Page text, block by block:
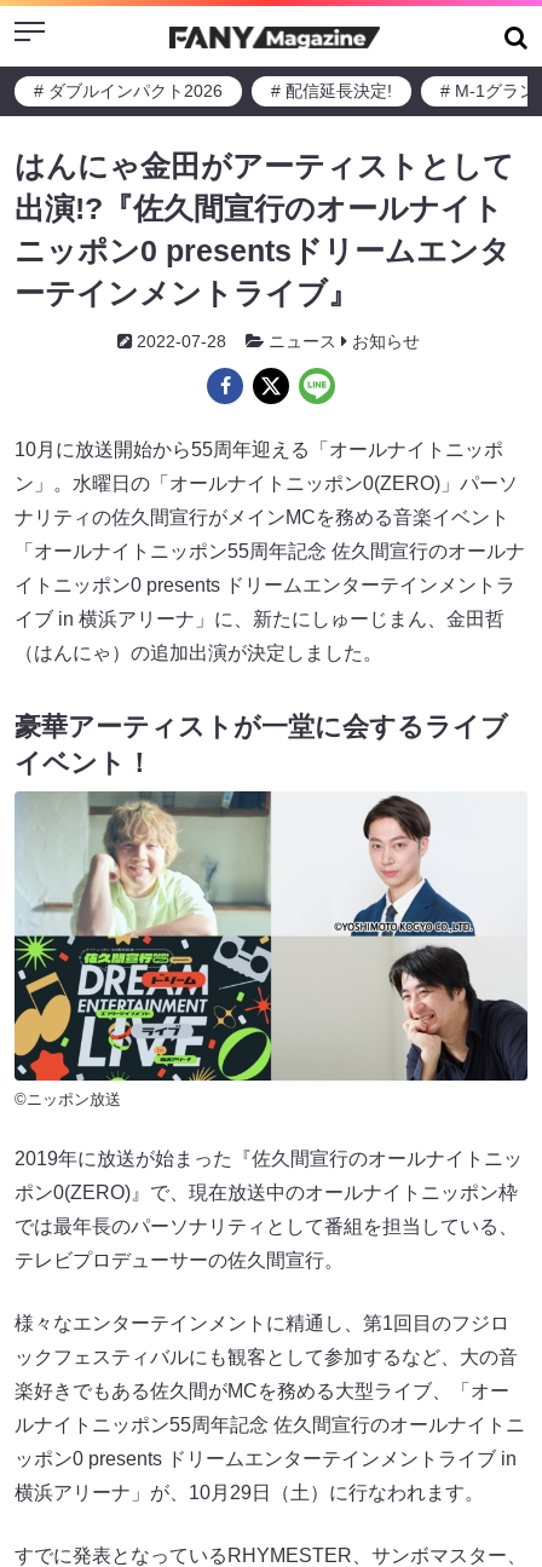
Menu
# ダブルインパクト2026 # 配信延長決定! # M-1グラン
はんにゃ金田がアーティストとして
出演!?『佐久間宣行のオールナイト
ニッポン0 presentsドリームエンタ
ーテインメントライブ』
2022-07-28 ニュース お知らせ
10月に放送開始から55周年迎える「オールナイトニッポ
ン」。水曜日の「オールナイトニッポン0(ZERO)」パーソ
ナリティの佐久間宣行がメインMCを務める音楽イベント
「オールナイトニッポン55周年記念 佐久間宣行のオールナ
イトニッポン0 presents ドリームエンターテインメントラ
イブ in 横浜アリーナ」に、新たにしゅーじまん、金田哲
（はんにゃ）の追加出演が決定しました。
豪華アーティストが一堂に会するライブ
イベント！
©ニッポン放送
2019年に放送が始まった『佐久間宣行のオールナイトニッ
ポン0(ZERO)』で、現在放送中のオールナイトニッポン枠
では最年長のパーソナリティとして番組を担当している、
テレビプロデューサーの佐久間宣行。
様々なエンターテインメントに精通し、第1回目のフジロ
ックフェスティバルにも観客として参加するなど、大の音
楽好きでもある佐久間がMCを務める大型ライブ、「オー
ルナイトニッポン55周年記念 佐久間宣行のオールナイトニ
ッポン0 presents ドリームエンターテインメントライブ in
横浜アリーナ」が、10月29日（土）に行なわれます。
すでに発表となっているRHYMESTER、サンボマスター、